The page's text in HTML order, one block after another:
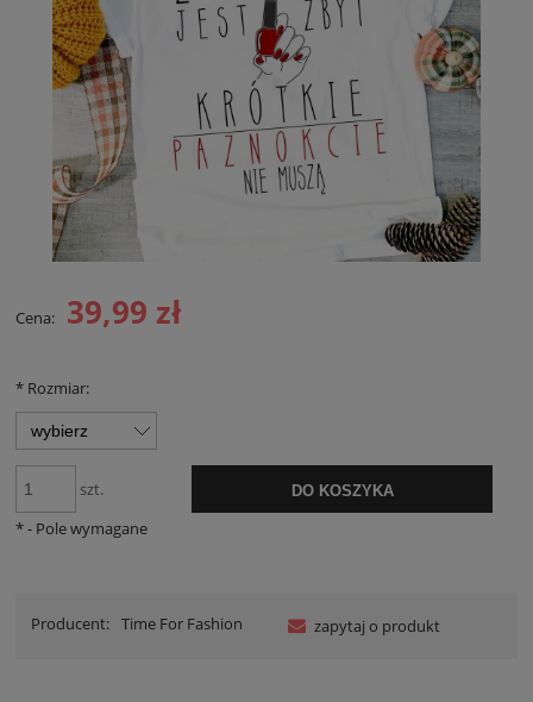
Cena: 39,99 zł
* Rozmiar:
szt. DO KOSZYKA
*- Pole wymagane
Producent: Time For Fashion zapytaj o produkt